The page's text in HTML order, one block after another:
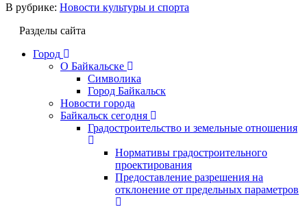
В рубрике: Новости культуры и спорта
Разделы сайта
Город
О Байкальске
Символика
Город Байкальск
Новости города
Байкальск сегодня
Градостроительство и земельные отношения
Нормативы градостроительного
проектирования
Предоставление разрешения на
отклонение от предельных параметров